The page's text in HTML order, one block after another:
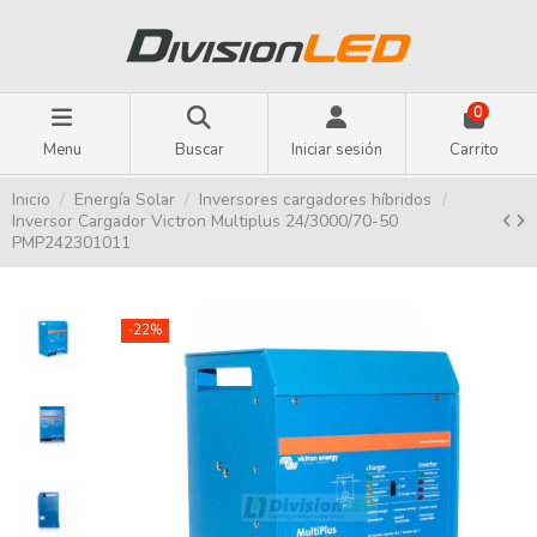
Menu Buscar Iniciar sesión
0
Carrito
Inicio Energía Solar
Inversores cargadores híbridos
Inversor Cargador Victron Multiplus 24/3000/70-50
PMP242301011
-22%